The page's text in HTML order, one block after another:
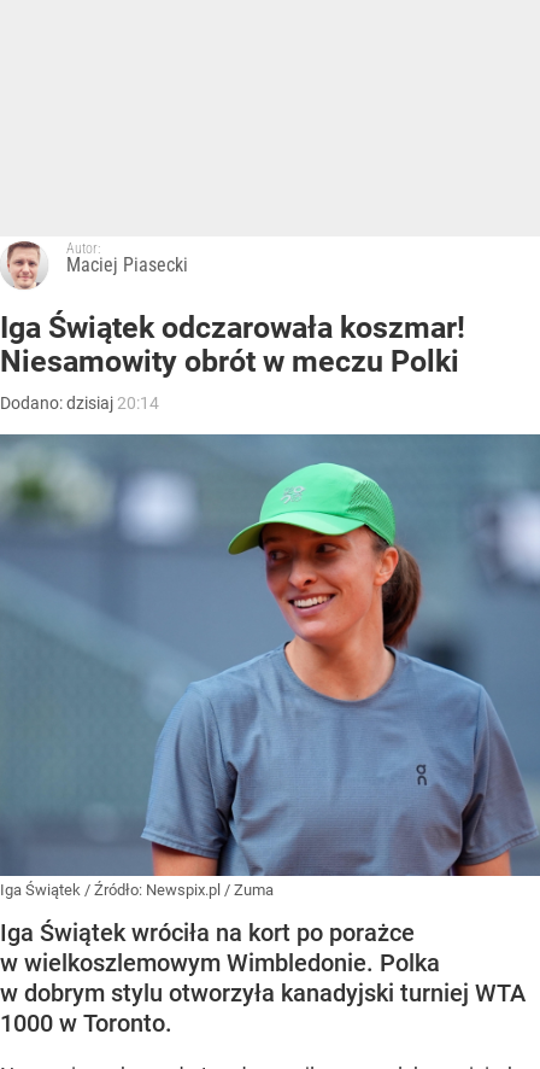
Autor:
Maciej Piasecki
Iga Świątek odczarowała koszmar!
Niesamowity obrót w meczu Polki
Dodano:dzisiaj 20:14
Iga Świątek / Źródło: Newspix.pl / Zuma
Iga Świątek wróciła na kort po porażce
w wielkoszlemowym Wimbledonie. Polka
w dobrym stylu otworzyła kanadyjski turniej WTA
1000 w Toronto.